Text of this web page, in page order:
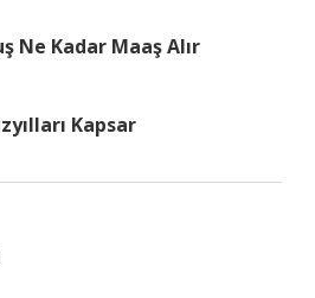
Ne Kadar Maaş Alır
Kapsar